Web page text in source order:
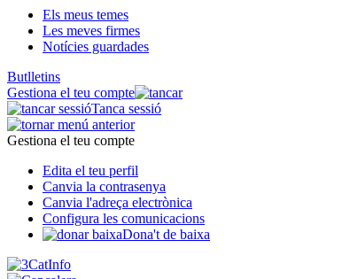
Els meus temes
Les meves firmes
Notícies guardades
Butlletins
Gestiona el teu compte
Tanca sessió
Gestiona el teu compte
Edita el teu perfil
Canvia la contrasenya
Canvia l'adreça electrònica
Configura les comunicacions
Dona't de baixa